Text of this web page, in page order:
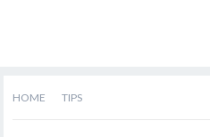
HOME TIPS